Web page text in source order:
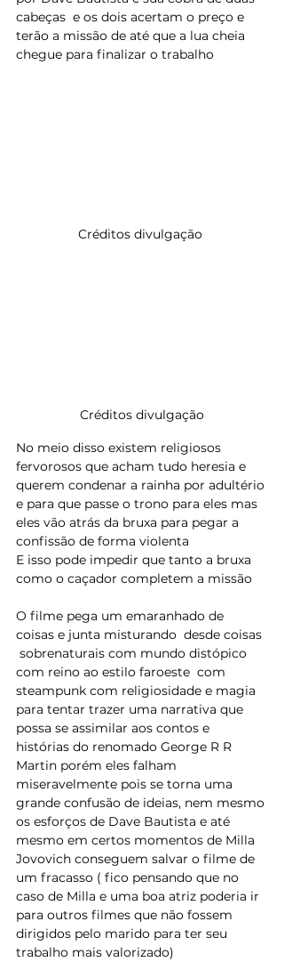
cabeças  e os dois acertam o preço e
terão a missão de até que a lua cheia
chegue para finalizar o trabalho
Créditos divulgação
Créditos divulgação
No meio disso existem religiosos
fervorosos que acham tudo heresia e
querem condenar a rainha por adultério
e para que passe o trono para eles mas
eles vão atrás da bruxa para pegar a
confissão de forma violenta
E isso pode impedir que tanto a bruxa
como o caçador completem a missão
O filme pega um emaranhado de
coisas e junta misturando  desde coisas
sobrenaturais com mundo distópico
com reino ao estilo faroeste  com
steampunk com religiosidade e magia
para tentar trazer uma narrativa que
possa se assimilar aos contos e
histórias do renomado George R R
Martin porém eles falham
miseravelmente pois se torna uma
grande confusão de ideias, nem mesmo
os esforços de Dave Bautista e até
mesmo em certos momentos de Milla
Jovovich conseguem salvar o filme de
um fracasso ( fico pensando que no
caso de Milla e uma boa atriz poderia ir
para outros filmes que não fossem
dirigidos pelo marido para ter seu
trabalho mais valorizado)